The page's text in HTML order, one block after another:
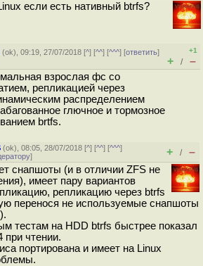
если есть нативный btrfs?
(ok), 09:19, 27/07/2018 [^] [^^] [^^^] [ответить]
+1
+ / –
взрослая фс со
репликацией через
распределением
глючное и тормозное
brtfs.
(ok), 08:05, 28/07/2018 [^] [^^] [^^^]
] + / –
снапшоты (и в отличии ZFS не
имеет пару вариантов
репликацию через btrfs
перенося не используемые снапшоты
тестам на HDD btrfs быстрее показал
при чтении.
портирована и имеет на Linux